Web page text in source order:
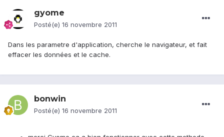
gyome
Posté(e) 16 novembre 2011
Dans les parametre d'application, cherche le navigateur, et fait
effacer les données et le cache.
bonwin
Posté(e) 16 novembre 2011